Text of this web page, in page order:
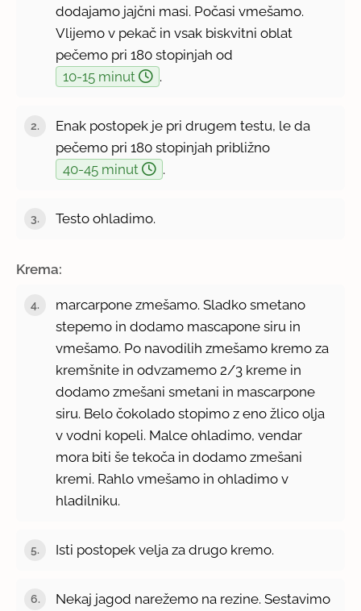
dodajamo jajčni masi. Počasi vmešamo.
Vlijemo v pekač in vsak biskvitni oblat
pečemo pri 180 stopinjah od
10-15 minut
.
Enak postopek je pri drugem testu, le da
pečemo pri 180 stopinjah približno
40-45 minut
.
Testo ohladimo.
Krema:
marcarpone zmešamo. Sladko smetano
stepemo in dodamo mascapone siru in
vmešamo. Po navodilih zmešamo kremo za
kremšnite in odvzamemo 2/3 kreme in
dodamo zmešani smetani in mascarpone
siru. Belo čokolado stopimo z eno žlico olja
v vodni kopeli. Malce ohladimo, vendar
mora biti še tekoča in dodamo zmešani
kremi. Rahlo vmešamo in ohladimo v
hladilniku.
Isti postopek velja za drugo kremo.
Nekaj jagod narežemo na rezine. Sestavimo